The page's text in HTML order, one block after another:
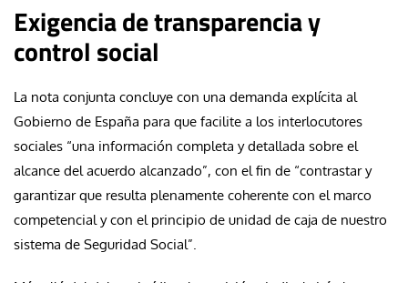
Exigencia de transparencia y
control social
La nota conjunta concluye con una demanda explícita al
Gobierno de España para que facilite a los interlocutores
sociales “una información completa y detallada sobre el
alcance del acuerdo alcanzado”, con el fin de “contrastar y
garantizar que resulta plenamente coherente con el marco
competencial y con el principio de unidad de caja de nuestro
sistema de Seguridad Social”.